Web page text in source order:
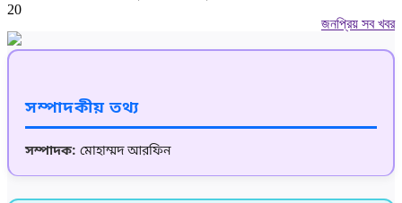
20
জনপ্রিয় সব খবর
সম্পাদকীয় তথ্য
সম্পাদক: মোহাম্মদ আরফিন